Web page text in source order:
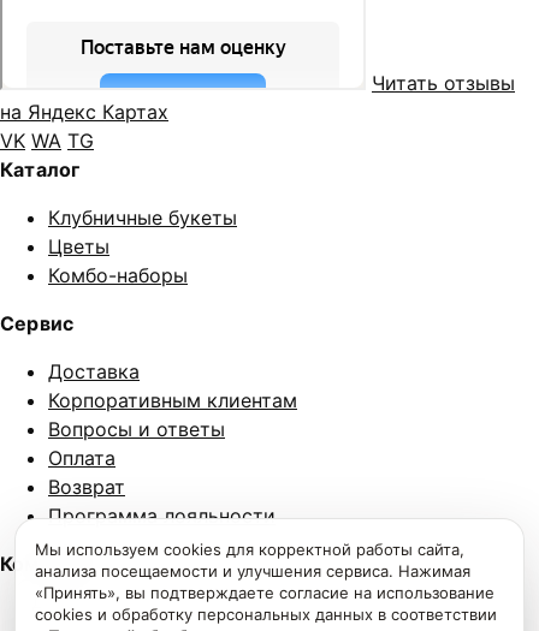
Читать отзывы
на Яндекс Картах
VK WA TG
Каталог
Клубничные букеты
Цветы
Комбо-наборы
Сервис
Доставка
Корпоративным клиентам
Вопросы и ответы
Оплата
Возврат
Программа лояльности
Компания
О нас
Дарим скидку 250₽ за подписку на нашtelegram-канал ×
Мы используем cookies для корректной работы сайта,
анализа посещаемости и улучшения сервиса. Нажимая
«Принять», вы подтверждаете согласие на использование
cookies и обработку персональных данных в соответствии